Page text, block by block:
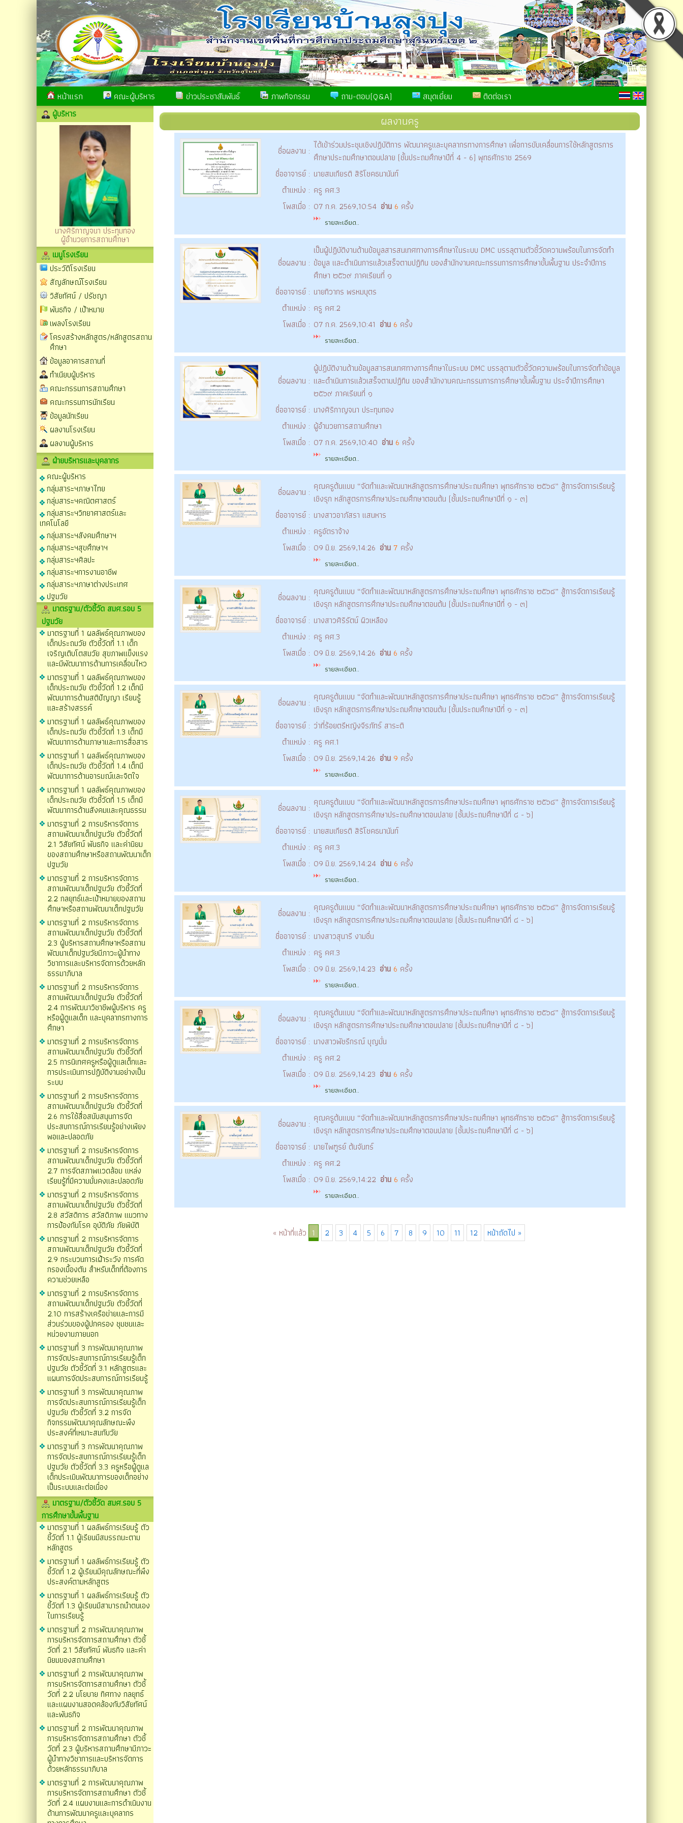
หน้าแรก คณะผู้บริหาร ข่าวประชาสัมพันธ์ ภาพกิจกรรม ถาม-ตอบ(Q&A) สมุดเยี่ยม ติดต่อเรา
ผู้บริหาร
นางศิริกาญจนา ประทุมทอง
ผู้อำนวยการสถานศึกษา
เมนูโรงเรียน
ประวัติโรงเรียน
สัญลักษณ์โรงเรียน
วิสัยทัศน์ / ปรัชญา
พันธกิจ / เป้าหมาย
เพลงโรงเรียน
โครงสร้างหลักสูตร/หลักสูตรสถาน
ศึกษา
ข้อมูลอาคารสถานที่
ทำเนียบผู้บริหาร
คณะกรรมการสถานศึกษา
คณะกรรมการนักเรียน
ข้อมูลนักเรียน
ผลงานโรงเรียน
ผลงานผู้บริหาร
ฝ่ายบริหารและบุคลากร
คณะผู้บริหาร
กลุ่มสาระฯภาษาไทย
กลุ่มสาระฯคณิตศาสตร์
กลุ่มสาระฯวิทยาศาสตร์และ
เทคโนโลยี
กลุ่มสาระฯสังคมศึกษาฯ
กลุ่มสาระฯสุขศึกษาฯ
กลุ่มสาระฯศิลปะ
กลุ่มสาระฯการงานอาชีพ
กลุ่มสาระฯภาษาต่างประเทศ
ปฐมวัย
มาตรฐาน/ตัวชี้วัด สมศ.รอบ 5
ปฐมวัย
มาตรฐานที่ 1 ผลลัพธ์คุณภาพของ
เด็กประถมวัย ตัวชี้วัดที่ 1.1 เด็ก
เจริญเติบโตสมวัย สุขภาพแข็งแรง
และมีพัฒนาการด้านการเคลื่อนไหว
มาตรฐานที่ 1 ผลลัพธ์คุณภาพของ
เด็กประถมวัย ตัวชี้วัดที่ 1.2 เด็กมี
พัฒนาการด้านสติปัญญา เรียนรู้
และสร้างสรรค์
มาตรฐานที่ 1 ผลลัพธ์คุณภาพของ
เด็กประถมวัย ตัวชี้วัดที่ 1.3 เด็กมี
พัฒนาการด้านภาษาและการสื่อสาร
มาตรฐานที่ 1 ผลลัพธ์คุณภาพของ
เด็กประถมวัย ตัวชี้วัดที่ 1.4 เด็กมี
พัฒนาการด้านอารมณ์และจิตใจ
มาตรฐานที่ 1 ผลลัพธ์คุณภาพของ
เด็กประถมวัย ตัวชี้วัดที่ 1.5 เด็กมี
พัฒนาการด้านสังคมและคุณธรรม
มาตรฐานที่ 2 การบริหารจัดการ
สถานพัฒนาเด็กปฐมวัย ตัวชี้วัดที่
2.1 วิสัยทัศน์ พันธกิจ และค่านิยม
ของสถานศึกษาหรือสถานพัฒนาเด็ก
ปฐมวัย
มาตรฐานที่ 2 การบริหารจัดการ
สถานพัฒนาเด็กปฐมวัย ตัวชี้วัดที่
2.2 กลยุทธ์และเป้าหมายของสถาน
ศึกษาหรือสถานพัฒนาเด็กปฐมวัย
มาตรฐานที่ 2 การบริหารจัดการ
สถานพัฒนาเด็กปฐมวัย ตัวชี้วัดที่
2.3 ผู้บริหารสถานศึกษาหรือสถาน
พัฒนาเด็กปฐมวัยมีภาวะผู้นำทาง
วิชาการและบริหารจัดการด้วยหลัก
ธรรมาภิบาล
มาตรฐานที่ 2 การบริหารจัดการ
สถานพัฒนาเด็กปฐมวัย ตัวชี้วัดที่
2.4 การพัฒนาวิชาชีพผู้บริหาร ครู
หรือผู้ดูแลเด็ก และบุคลากรทางการ
ศึกษา
มาตรฐานที่ 2 การบริหารจัดการ
สถานพัฒนาเด็กปฐมวัย ตัวชี้วัดที่
2.5 การนิเทศครูหรือผู้ดูแลเด็กและ
การประเมินการปฏิบัติงานอย่างเป็น
ระบบ
มาตรฐานที่ 2 การบริหารจัดการ
สถานพัฒนาเด็กปฐมวัย ตัวชี้วัดที่
2.6 การใช้สื่อสนับสนุนการจัด
ประสบการณ์การเรียนรู้อย่างเพียง
พอและปลอดภัย
มาตรฐานที่ 2 การบริหารจัดการ
สถานพัฒนาเด็กปฐมวัย ตัวชี้วัดที่
2.7 การจัดสภาพแวดล้อม แหล่ง
เรียนรู้ที่มีความมั่นคงและปลอดภัย
มาตรฐานที่ 2 การบริหารจัดการ
สถานพัฒนาเด็กปฐมวัย ตัวชี้วัดที่
2.8 สวัสดิการ สวัสดิภาพ แนวทาง
การป้องกันโรค อุบัติภัย ภัยพิบัติ
มาตรฐานที่ 2 การบริหารจัดการ
สถานพัฒนาเด็กปฐมวัย ตัวชี้วัดที่
2.9 กระบวนการเฝ้าระวัง การคัด
กรองเบื้องตัน สำหรับเด็กที่ต้องการ
ความช่วยเหลือ
มาตรฐานที่ 2 การบริหารจัดการ
สถานพัฒนาเด็กปฐมวัย ตัวชี้วัดที่
2.10 การสร้างเครือข่ายและการมี
ส่วนร่วมของผู้ปกครอง ชุมชนและ
หน่วยงานภายนอก
มาตรฐานที่ 3 การพัฒนาคุณภาพ
การจัดประสบการณ์การเรียนรู้เด็ก
ปฐมวัย ตัวชี้วัดที่ 3.1 หลักสูตรและ
แผนการจัดประสบการณ์การเรียนรู้
มาตรฐานที่ 3 การพัฒนาคุณภาพ
การจัดประสบการณ์การเรียนรู้เด็ก
ปฐมวัย ตัวชี้วัดที่ 3.2 การจัด
กิจกรรมพัฒนาคุณลักษณะพึง
ประสงค์ที่เหมาะสมกับวัย
มาตรฐานที่ 3 การพัฒนาคุณภาพ
การจัดประสบการณ์การเรียนรู้เด็ก
ปฐมวัย ตัวชี้วัดที่ 3.3 ครูหรือผู้ดูแล
เด็กประเมินพัฒนาการของเด็กอย่าง
เป็นระบบและต่อเนื่อง
มาตรฐาน/ตัวชี้วัด สมศ.รอบ 5
การศึกษาขั้นพื้นฐาน
มาตรฐานที่ 1 ผลลัพธ์การเรียนรู้ ตัว
ชี้วัดที่ 1.1 ผู้เรียนมีสมรรถนะตาม
หลักสูตร
มาตรฐานที่ 1 ผลลัพธ์การเรียนรู้ ตัว
ชี้วัดที่ 1.2 ผู้เรียนมีคุณลักษณะที่พึง
ประสงค์ตามหลักสูตร
มาตรฐานที่ 1 ผลลัพธ์การเรียนรู้ ตัว
ชี้วัดที่ 1.3 ผู้เรียนมีสามารถนำตนเอง
ในการเรียนรู้
มาตรฐานที่ 2 การพัฒนาคุณภาพ
การบริหารจัดการสถานศึกษา ตัวชี้
วัดที่ 2.1 วิสัยทัศน์ พันธกิจ และค่า
นิยมของสถานศึกษา
มาตรฐานที่ 2 การพัฒนาคุณภาพ
การบริหารจัดการสถานศึกษา ตัวชี้
วัดที่ 2.2 นโยบาย ทิศทาง กลยุทธ์
และแผนงานสอดคล้องกับวิสัยทัศน์
และพันธกิจ
มาตรฐานที่ 2 การพัฒนาคุณภาพ
การบริหารจัดการสถานศึกษา ตัวชี้
วัดที่ 2.3 ผู้บริหารสถานศึกษามีภาวะ
ผู้นำทางวิชาการและบริหารจัดการ
ด้วยหลักธรรมาภิบาล
มาตรฐานที่ 2 การพัฒนาคุณภาพ
การบริหารจัดการสถานศึกษา ตัวชี้
วัดที่ 2.4 แผนงานและการดำเนินงาน
ด้านการพัฒนาครูและบุคลากร
ผลงานครู
ชื่อผลงาน : ได้เข้าร่วมประชุมเชิงปฏิบัติการ พัฒนาครูและบุคลากรทางการศึกษา เพื่อการขับเคลื่อนการใช้หลักสูตรการ
ศึกษาประถมศึกษาตอนปลาย (ชั้นประถมศึกษาปีที่ 4 - 6) พุทธศักราช 2569
ชื่ออาจารย์ : นายสมเกียรติ สิริโชคธนานันท์
ตำแหน่ง : ครู คศ.3
โพสเมื่อ : 07 ก.ค. 2569,10:54 อ่าน 6 ครั้ง
รายละเอียด..
ชื่อผลงาน :
เป็นผู้ปฏิบัติงานด้านข้อมูลสารสนเทศทางการศึกษาในระบบ DMC บรรลุตามตัวชี้วัดความพร้อมในการจัดทำ
ข้อมูล และดำเนินการแล้วเสร็จตามปฏิทิน ของสำนักงานคณะกรรมการการศึกษาขั้นพื้นฐาน ประจำปีการ
ศึกษา ๒๕๖๙ ภาคเรียนที่ ๑
ชื่ออาจารย์ : นายทิวากร พรหมบุตร
ตำแหน่ง : ครู คศ.2
โพสเมื่อ : 07 ก.ค. 2569,10:41 อ่าน 6 ครั้ง
รายละเอียด..
ชื่อผลงาน :
ผู้ปฏิบัติงานด้านข้อมูลสารสนเทศทางการศึกษาในระบบ DMC บรรลุตามตัวชี้วัดความพร้อมในการจัดทำข้อมูล
และดำเนินการแล้วเสร็จตามปฏิทิน ของสำนักงานคณะกรรมการการศึกษาขั้นพื้นฐาน ประจำปีการศึกษา
๒๕๖๙ ภาคเรียนที่ ๑
ชื่ออาจารย์ : นางศิริกาญจนา ประทุมทอง
ตำแหน่ง : ผู้อำนวยการสถานศึกษา
โพสเมื่อ : 07 ก.ค. 2569,10:40 อ่าน 6 ครั้ง
รายละเอียด..
ชื่อผลงาน : คุณครูต้นแบบ “จัดทำและพัฒนาหลักสูตรการศึกษาประถมศึกษา พุทธศักราช ๒๕๖๘” สู้การจัดการเรียนรู้
เชิงรุก หลักสูตรการศึกษาประถมศึกษาตอนต้น (ชั้นประถมศึกษาปีที่ ๑ - ๓)
ชื่ออาจารย์ : นางสาวอาภัสรา แสนหาร
ตำแหน่ง : ครูอัตราจ้าง
โพสเมื่อ : 09 มิ.ย. 2569,14:26 อ่าน 7 ครั้ง
รายละเอียด..
ชื่อผลงาน : คุณครูต้นแบบ “จัดทำและพัฒนาหลักสูตรการศึกษาประถมศึกษา พุทธศักราช ๒๕๖๘” สู้การจัดการเรียนรู้
เชิงรุก หลักสูตรการศึกษาประถมศึกษาตอนต้น (ชั้นประถมศึกษาปีที่ ๑ - ๓)
ชื่ออาจารย์ : นางสาวศิริรัตน์ ผิวเหลือง
ตำแหน่ง : ครู คศ.3
โพสเมื่อ : 09 มิ.ย. 2569,14:26 อ่าน 6 ครั้ง
รายละเอียด..
ชื่อผลงาน : คุณครูต้นแบบ “จัดทำและพัฒนาหลักสูตรการศึกษาประถมศึกษา พุทธศักราช ๒๕๖๘” สู้การจัดการเรียนรู้
เชิงรุก หลักสูตรการศึกษาประถมศึกษาตอนต้น (ชั้นประถมศึกษาปีที่ ๑ - ๓)
ชื่ออาจารย์ : ว่าที่ร้อยตรีหญิงจีรภัทร์ สาระติ
ตำแหน่ง : ครู คศ.1
โพสเมื่อ : 09 มิ.ย. 2569,14:26 อ่าน 9 ครั้ง
รายละเอียด..
ชื่อผลงาน : คุณครูต้นแบบ “จัดทำและพัฒนาหลักสูตรการศึกษาประถมศึกษา พุทธศักราช ๒๕๖๘” สู้การจัดการเรียนรู้
เชิงรุก หลักสูตรการศึกษาประถมศึกษาตอนปลาย (ชั้นประถมศึกษาปีที่ ๔ - ๖)
ชื่ออาจารย์ : นายสมเกียรติ สิริโชคธนานันท์
ตำแหน่ง : ครู คศ.3
โพสเมื่อ : 09 มิ.ย. 2569,14:24 อ่าน 6 ครั้ง
รายละเอียด..
ชื่อผลงาน : คุณครูต้นแบบ “จัดทำและพัฒนาหลักสูตรการศึกษาประถมศึกษา พุทธศักราช ๒๕๖๘” สู้การจัดการเรียนรู้
เชิงรุก หลักสูตรการศึกษาประถมศึกษาตอนปลาย (ชั้นประถมศึกษาปีที่ ๔ - ๖)
ชื่ออาจารย์ : นางสาวสุนารี งามชื่น
ตำแหน่ง : ครู คศ.3
โพสเมื่อ : 09 มิ.ย. 2569,14:23 อ่าน 6 ครั้ง
รายละเอียด..
ชื่อผลงาน : คุณครูต้นแบบ “จัดทำและพัฒนาหลักสูตรการศึกษาประถมศึกษา พุทธศักราช ๒๕๖๘” สู้การจัดการเรียนรู้
เชิงรุก หลักสูตรการศึกษาประถมศึกษาตอนปลาย (ชั้นประถมศึกษาปีที่ ๔ - ๖)
ชื่ออาจารย์ : นางสาวพัชรีกรณ์ บุญมั่น
ตำแหน่ง : ครู คศ.2
โพสเมื่อ : 09 มิ.ย. 2569,14:23 อ่าน 6 ครั้ง
รายละเอียด..
ชื่อผลงาน : คุณครูต้นแบบ “จัดทำและพัฒนาหลักสูตรการศึกษาประถมศึกษา พุทธศักราช ๒๕๖๘” สู้การจัดการเรียนรู้
เชิงรุก หลักสูตรการศึกษาประถมศึกษาตอนปลาย (ชั้นประถมศึกษาปีที่ ๔ - ๖)
ชื่ออาจารย์ : นายไพฑูรย์ ต้นจันทร์
ตำแหน่ง : ครู คศ.2
โพสเมื่อ : 09 มิ.ย. 2569,14:22 อ่าน 6 ครั้ง
รายละเอียด..
« หน้าที่แล้ว 1 2 3 4 5 6 7 8 9 10 11 12 หน้าถัดไป »